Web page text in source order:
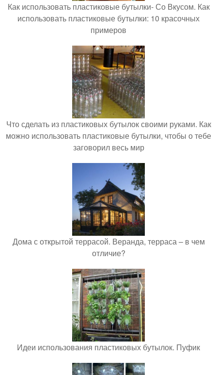
Как использовать пластиковые бутылки- Со Вкусом. Как
использовать пластиковые бутылки: 10 красочных
примеров
Что сделать из пластиковых бутылок своими руками. Как
можно использовать пластиковые бутылки, чтобы о тебе
заговорил весь мир
Дома с открытой террасой. Веранда, терраса – в чем
отличие?
Идеи использования пластиковых бутылок. Пуфик